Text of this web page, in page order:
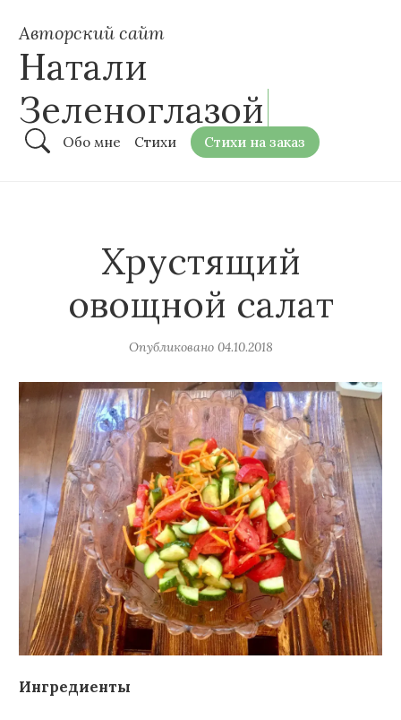
Авторский сайт
Натали
Зеленоглазой
Обо мне Стихи Стихи на заказ
Хрустящий
овощной салат
Опубликовано 04.10.2018
Ингредиенты